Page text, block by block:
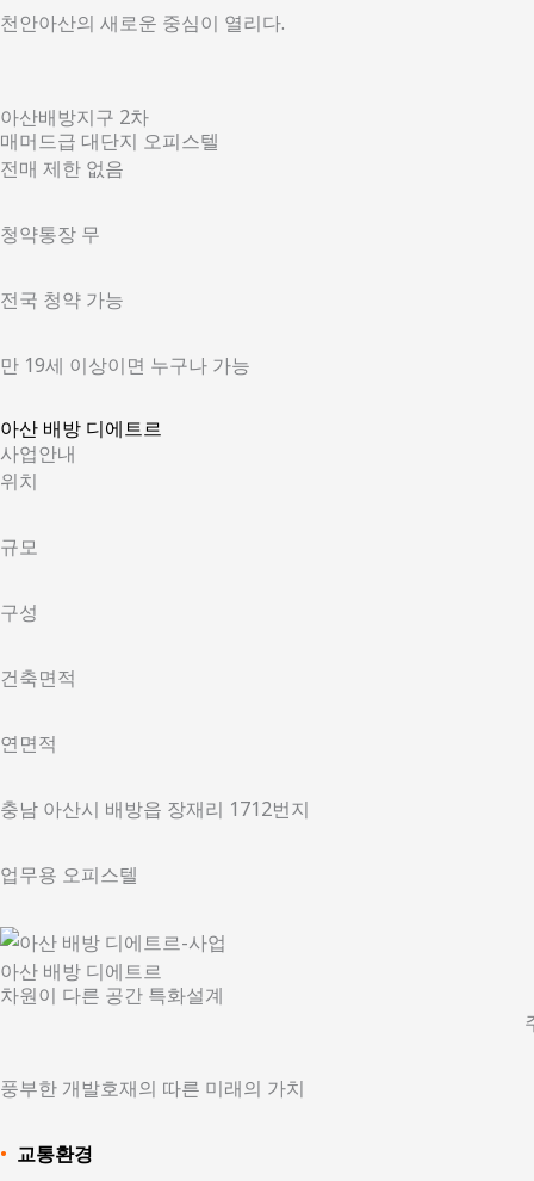
천안아산의 새로운 중심이 열리다.
아산배방지구 2차
매머드급 대단지 오피스텔
전매 제한 없음
청약통장 무
전국 청약 가능
만 19세 이상이면 누구나 가능
아산 배방 디에트르
사업안내
위치
규모
구성
건축면적
연면적
충남 아산시 배방읍 장재리 1712번지
업무용 오피스텔
아산 배방 디에트르
차원이 다른 공간 특화설계
풍부한 개발호재의 따른 미래의 가치
• 교통환경